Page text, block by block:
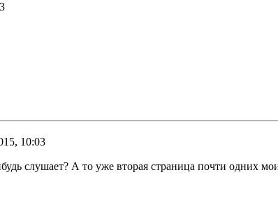
10:03
слушает? А то уже вторая страница почти одних